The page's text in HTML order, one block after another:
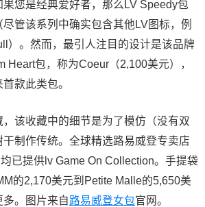
您是经典爱好者，那么LV Speedy包
管该系列中确实包含其他LV图标，例
）。然而，最引人注目的设计是该品牌
Heart包，称为Coeur（2,100美元），
款此类包。
该收藏中的细节是为了模仿（没有双
制作传统。全球精选路易威登专卖店
已提供lv Game On Collection。手提袋
的2,170美元到Petite Malle的5,650美
。图片来自路易威登女包官网。